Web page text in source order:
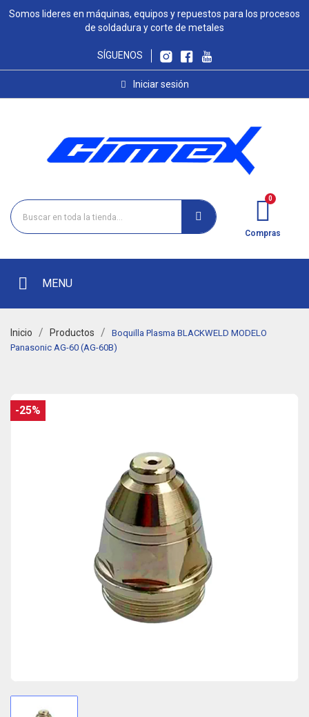
Somos lideres en máquinas, equipos y repuestos para los procesos
de soldadura y corte de metales
SÍGUENOS
Iniciar sesión
Compras
MENU
Inicio Productos
Boquilla Plasma BLACKWELD MODELO
Panasonic AG-60 (AG-60B)
-25%